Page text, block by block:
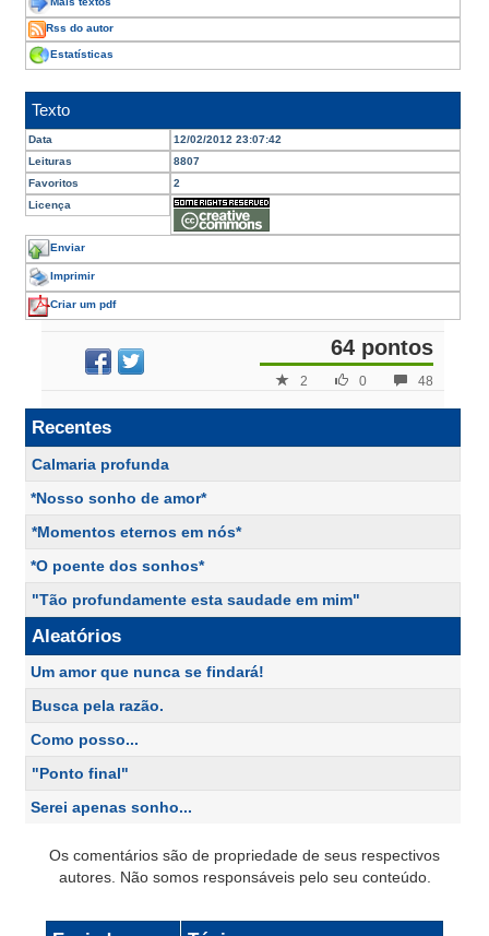
Rss do autor
Estatísticas
Texto
Data
12/02/2012 23:07:42
Leituras
8807
Favoritos
2
Licença
Enviar
Imprimir
Criar um pdf
64 pontos
48
0
2
Recentes
Calmaria profunda
*Nosso sonho de amor*
*Momentos eternos em nós*
*O poente dos sonhos*
"Tão profundamente esta saudade em mim"
Aleatórios
Um amor que nunca se findará!
Busca pela razão.
Como posso...
"Ponto final"
Serei apenas sonho...
Os comentários são de propriedade de seus respectivos
autores. Não somos responsáveis pelo seu conteúdo.